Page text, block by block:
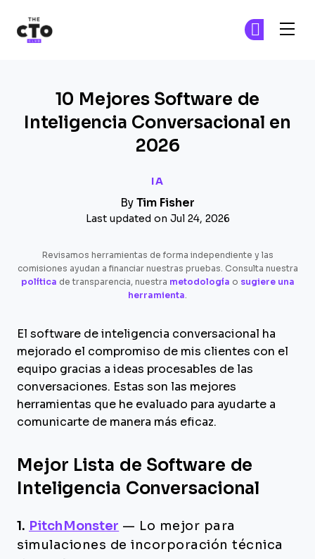
IA
10 Mejores Software de
Inteligencia Conversacional en
2026
By Tim Fisher
Last updated on Jul 24, 2026
Revisamos herramientas de forma independiente y las
comisiones ayudan a financiar nuestras pruebas. Consulta nuestra
política de transparencia, nuestra metodología o sugiere una
herramienta.
El software de inteligencia conversacional ha
mejorado el compromiso de mis clientes con el
equipo gracias a ideas procesables de las
conversaciones. Estas son las mejores
herramientas que he evaluado para ayudarte a
comunicarte de manera más eficaz.
Mejor Lista de Software de
Inteligencia Conversacional
1. PitchMonster — Lo mejor para
simulaciones de incorporación técnica